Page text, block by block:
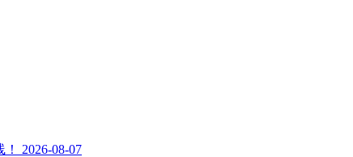
2026-08-07